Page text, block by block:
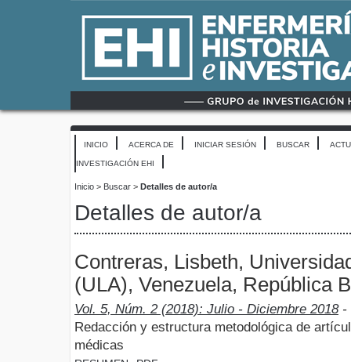
INICIO ACERCA DE INICIAR SESIÓN BUSCAR
INVESTIGACIÓN EHI
Inicio > Buscar > Detalles de autor/a
Detalles de autor/a
Contreras, Lisbeth,
(ULA), Venezuela, República
Vol. 5, Núm. 2 (2018): Julio - Diciembre 2018-
Redacción y estructura metodológica de
médicas